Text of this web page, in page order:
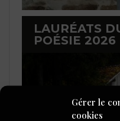
Gérer le
cookies
LAURÉATS
POÉSIE 2026